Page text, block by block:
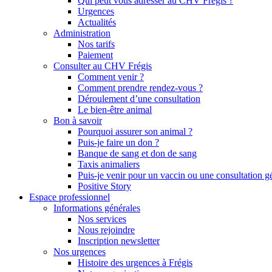
Urgences
Actualités
Administration
Nos tarifs
Paiement
Consulter au CHV Frégis
Comment venir ?
Comment prendre rendez-vous ?
Déroulement d’une consultation
Le bien-être animal
Bon à savoir
Pourquoi assurer son animal ?
Puis-je faire un don ?
Banque de sang et don de sang
Taxis animaliers
Puis-je venir pour un vaccin ou une consultation
Positive Story
Espace professionnel
Informations générales
Nos services
Nous rejoindre
Inscription newsletter
Nos urgences
Histoire des urgences à Frégis